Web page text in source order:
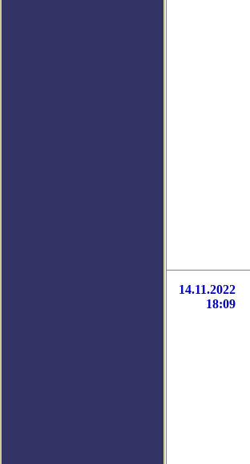
14.11.2022
18:09